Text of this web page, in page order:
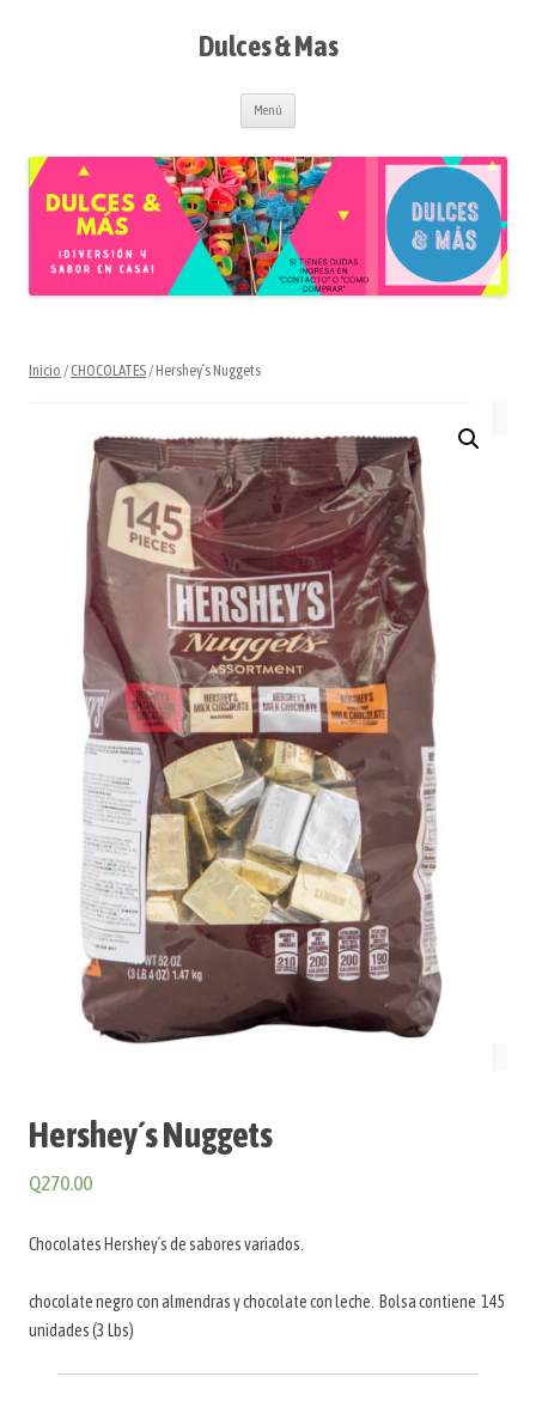
Dulces & Mas
Menú
Inicio / CHOCOLATES/ Hershey´s Nuggets
Hershey´s Nuggets
Q270.00
Chocolates Hershey´s de sabores variados.
chocolate negro con almendras y chocolate con leche. Bolsa contiene 145
unidades (3 Lbs)